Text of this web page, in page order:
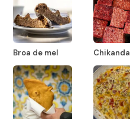
Broa de mel Chikanda